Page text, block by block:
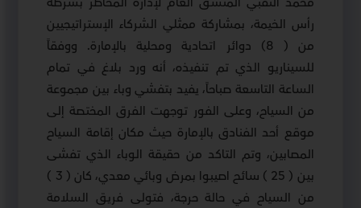
رأس الخيمة، بمشاركة ممثلي الشركاء الإستراتيجيين
من ( 8) دوائر اتحادية ومحلية بالإمارة. ووفقاً
للسيناريو الذي تم تنفيذه، أنه ورد بلاغ في تمام
الساعة التاسعة صباحاً، يفيد بتفشي وباء بين مجموعة
من السياح، وعلى الفور توجهت الفرق المختصة إلى
موقع أحد الفنادق بالإمارة حيث مكان إقامة السياح
المصابين، وتم التاكد من حقيقة الوباء الذي تفشى
بين ( 25 ) سائح اصيبوا بمرض وبائي معدي، كان ( 3 )
من السياح في حالة حرجة، فتولى فريق السلامة